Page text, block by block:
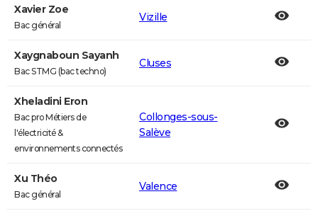
Xavier Zoe
Bac général
Vizille
Xaygnaboun Sayanh
Bac STMG (bac techno)
Cluses
Xheladini Eron
Bac pro Métiers de
l'électricité &
environnements connectés
Collonges-sous-
Salève
Xu Théo
Bac général
Valence